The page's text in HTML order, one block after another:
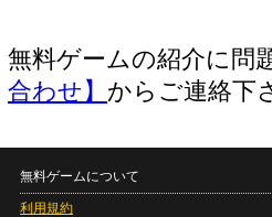
無料ゲームの紹介に問
合わせ】 からご連絡下
無料ゲームについて
利用規約